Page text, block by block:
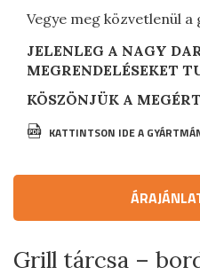
Csatlakozó idomok
T-idom
FF-idom
QN-idom
Csatornázási öntvények
Víznyelő rácsok
Csapszekrények
Kutak
Vegye meg közvetlenül
JELENLEG A NAGY
MEGRENDELÉSEKET
KÖSZÖNJÜK A
KATTINTSON IDE A
Grill tárcsa –